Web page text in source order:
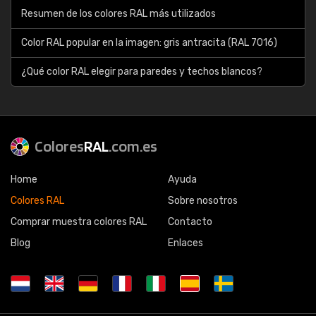
Resumen de los colores RAL más utilizados
Color RAL popular en la imagen: gris antracita (RAL 7016)
¿Qué color RAL elegir para paredes y techos blancos?
ColoresRAL.com.es
Home
Colores RAL
Comprar muestra colores RAL
Blog
Ayuda
Sobre nosotros
Contacto
Enlaces